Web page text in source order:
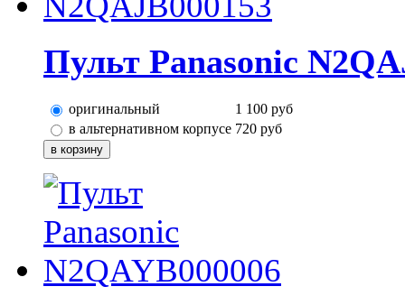
Пульт Panasonic
оригинальный 1 100 руб
в альтернативном корпусе 720 руб